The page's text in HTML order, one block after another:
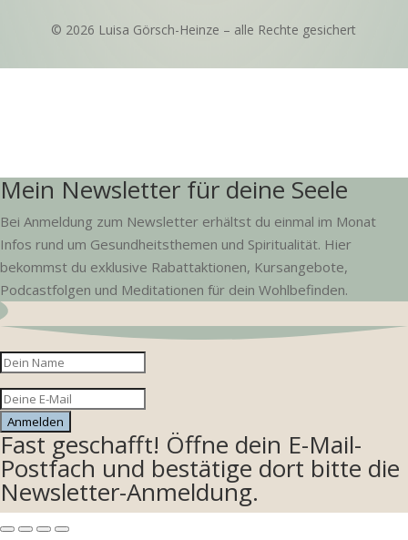
© 2026 Luisa Görsch-Heinze – alle Rechte gesichert
Mein Newsletter für deine Seele
Bei Anmeldung zum Newsletter erhältst du einmal im Monat
Infos rund um Gesundheitsthemen und Spiritualität. Hier
bekommst du exklusive Rabattaktionen, Kursangebote,
Podcastfolgen und Meditationen für dein Wohlbefinden.
Anmelden
Fast geschafft! Öffne dein E-Mail-
Postfach und bestätige dort bitte die
Newsletter-Anmeldung.